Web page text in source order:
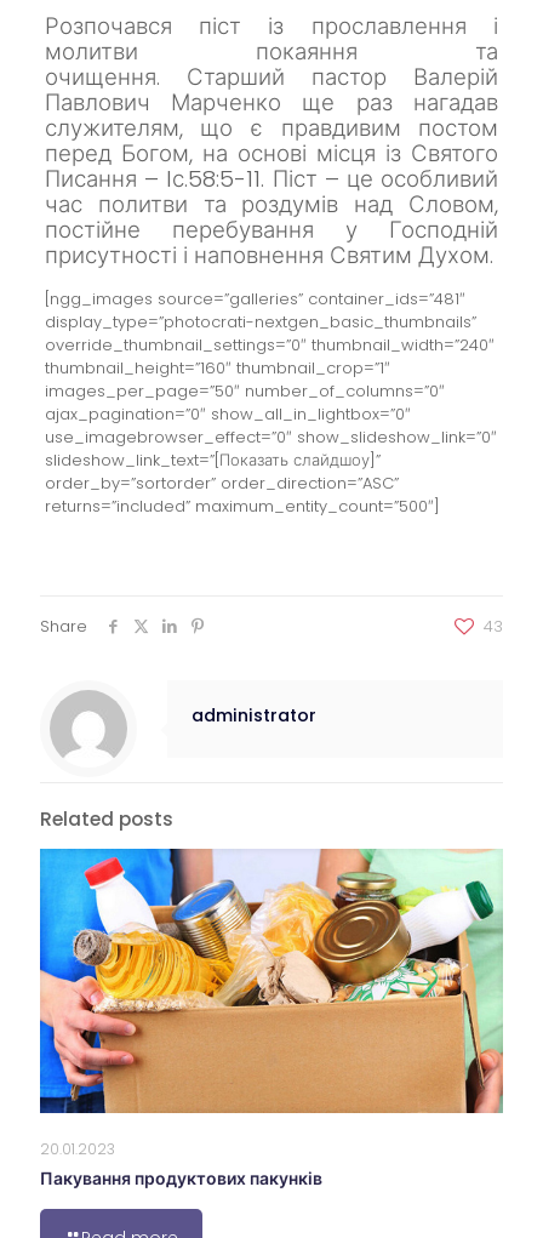
Розпочався піст із прославлення і
молитви покаяння та
очищення. Старший пастор Валерій
Павлович Марченко ще раз нагадав
служителям, що є правдивим постом
перед Богом, на основі місця із Святого
Писання – Iс.58:5-11. Піст – це особливий
час политви та роздумів над Словом,
постійне перебування у Господній
присутності і наповнення Святим Духом.
[ngg_images source=”galleries” container_ids=”481″
display_type=”photocrati-nextgen_basic_thumbnails”
override_thumbnail_settings=”0″ thumbnail_width=”240″
thumbnail_height=”160″ thumbnail_crop=”1″
images_per_page=”50″ number_of_columns=”0″
ajax_pagination=”0″ show_all_in_lightbox=”0″
use_imagebrowser_effect=”0″ show_slideshow_link=”0″
slideshow_link_text=”[Показать слайдшоу]”
order_by=”sortorder” order_direction=”ASC”
returns=”included” maximum_entity_count=”500″]
Share 43
administrator
Related posts
20.01.2023
Пакування продуктових пакунків